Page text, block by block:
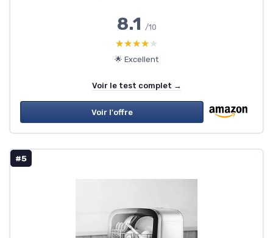
8.1 /10
★★★★★
★★★★★
🌟 Excellent
Voir le test complet →
Voir l'offre
#5